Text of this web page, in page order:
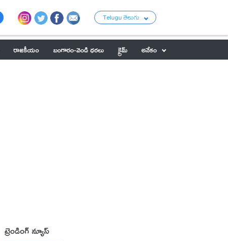
Telugu తెలుగు
రాజకీయం బంగారం-వెండి ధరలు క్రైమ్
అనేకం
ట్రెండింగ్ న్యూస్